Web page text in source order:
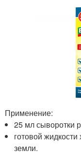
Применение:
25 мл сыворотки
готовой
земли.